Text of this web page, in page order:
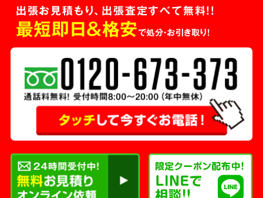
出張お見積もり、出張査定すべて無料!!
最短即日＆格安で処分・お引き取り！